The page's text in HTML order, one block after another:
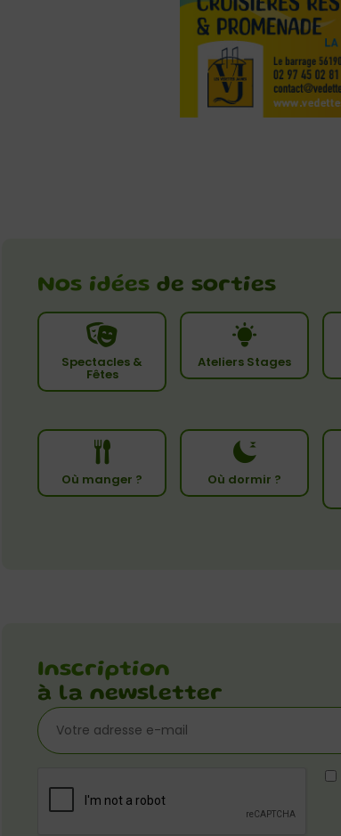
Nos idées de sorties
Spectacles &
Fêtes
Ateliers Stages
Où manger ? Où dormir ?
Inscription
à la newsletter